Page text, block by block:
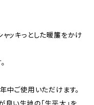
ッキっとした暖簾をかけ
中ご使用いただけます。
い生地の「生平太」を